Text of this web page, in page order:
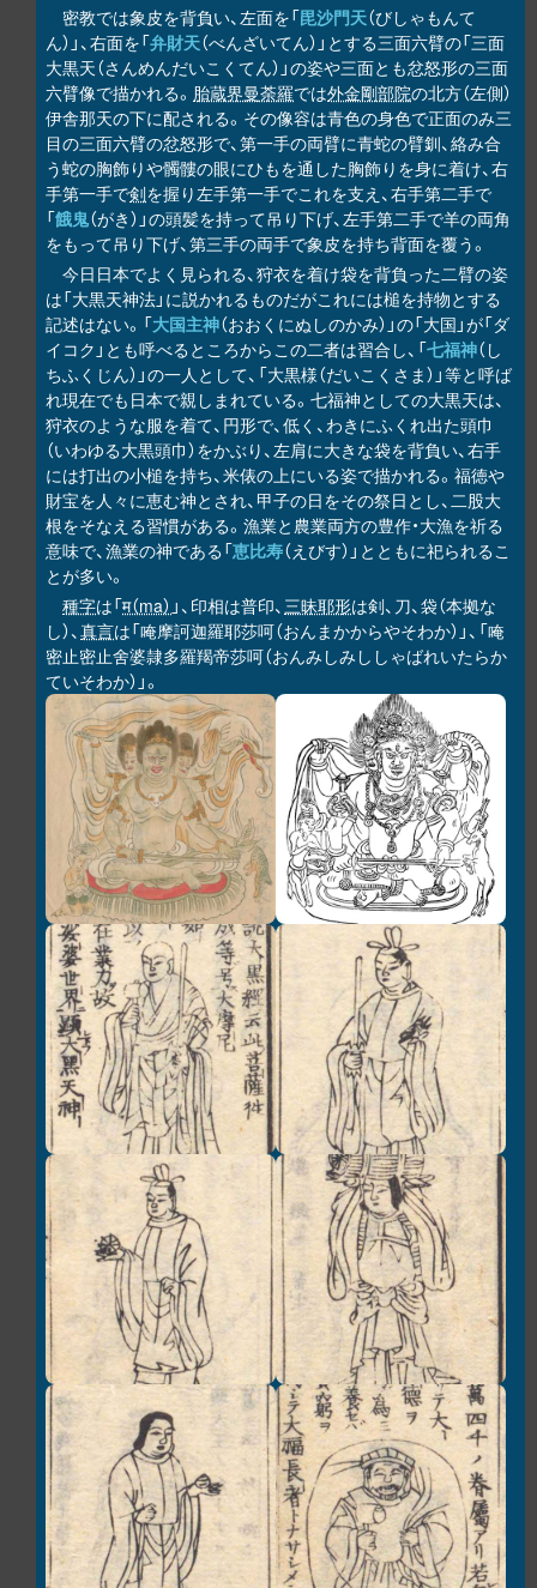
密教では象皮を背負い、左面を「毘沙門天（びしゃもんて
ん）」、右面を「弁財天（べんざいてん）」とする三面六臂の「三面
大黒天（さんめんだいこくてん）」の姿や三面とも忿怒形の三面
六臂像で描かれる。 胎蔵界曼荼羅では外金剛部院の北方（左側）
伊舎那天の下に配される。その像容は青色の身色で正面のみ三
目の三面六臂の忿怒形で、第一手の両臂に青蛇の臂釧、絡み合
う蛇の胸飾りや髑髏の眼にひもを通した胸飾りを身に着け、右
手第一手で剣を握り左手第一手でこれを支え、右手第二手で
「餓鬼（がき）」の頭髪を持って吊り下げ、左手第二手で羊の両角
をもって吊り下げ、第三手の両手で象皮を持ち背面を覆う。
今日日本でよく見られる、狩衣を着け袋を背負った二臂の姿
は「大黒天神法」に説かれるものだがこれには槌を持物とする
記述はない。「大国主神（おおくにぬしのかみ）」の「大国」が「ダ
イコク」とも呼べるところからこの二者は習合し、「七福神（し
ちふくじん）」の一人として、「大黒様（だいこくさま）」等と呼ば
れ現在でも日本で親しまれている。七福神としての大黒天は、
狩衣のような服を着て、円形で、低く、わきにふくれ出た頭巾
（いわゆる大黒頭巾）をかぶり、左肩に大きな袋を背負い、右手
には打出の小槌を持ち、米俵の上にいる姿で描かれる。福徳や
財宝を人々に恵む神とされ、甲子の日をその祭日とし、二股大
根をそなえる習慣がある。漁業と農業両方の豊作・大漁を祈る
意味で、漁業の神である「恵比寿（えびす）」とともに祀られるこ
とが多い。
種字は「म（ma） 」、印相は普印、三昧耶形は剣、刀、袋（本拠な
し）、真言は「唵摩訶迦羅耶莎呵（おんまかからやそわか）」、「唵
密止密止舍婆隷多羅羯帝莎呵（おんみしみししゃばれいたらか
ていそわか）」。